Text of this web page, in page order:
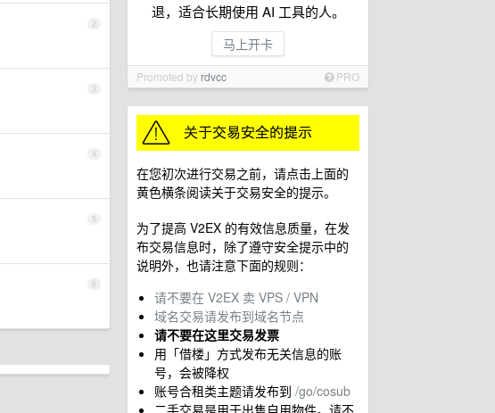
退，适合长期使用 AI 工具的人。
马上开卡
Promoted by rdvcc PRO
在您初次进行交易之前，请点击上面的
黄色横条阅读关于交易安全的提示。
为了提高 V2EX 的有效信息质量，在发
布交易信息时，除了遵守安全提示中的
说明外，也请注意下面的规则：
请不要在 V2EX 卖 VPS / VPN
域名交易请发布到域名节点
请不要在这里交易发票
用「借楼」方式发布无关信息的账
号，会被降权
账号合租类主题请发布到 /go/cosub
二手交易是用于出售自用物件。请不
2
3
4
5
6